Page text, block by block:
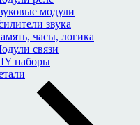
модули
звука
часы, логика
связи
наборы